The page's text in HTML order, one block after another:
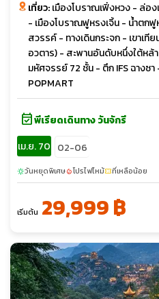
เที่ยว:เมืองโบราณเฟิ่งหวง - ล่อ
- เมืองโบราณฟูหรงเจิ้น - น้ำตกฟู
สวรรค์ - ทางเดินกระจก - เขาเที
อวตาร) - สะพานอันดับหนึ่งใต้หล้
มหัศจรรย์ 72 ชั้น - ตึก IFS ฉางซ
POPMART
event_availableพีเรียดเดินทาง วันจักรี
เม.ย. 70 02-06
sunnyวันหยุดพิเศษlocal_fire_departmentโปรไฟไหม้confirmation_numberที่เหลือน้อย
เริ่มต้น 29,999 ฿